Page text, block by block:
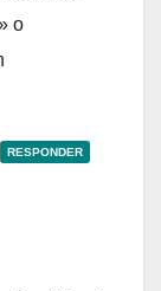
o
RESPONDER